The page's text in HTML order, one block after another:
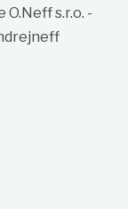
s.r.o. -